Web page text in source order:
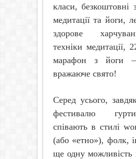
класи, безкоштовні
медитації та йоги,
здорове
техніки медитації,
марафон з йоги –
вражаюче свято!
Серед усього,
фестивалю
співають в стилі
(або «етно»), фолк,
ще одну можливість